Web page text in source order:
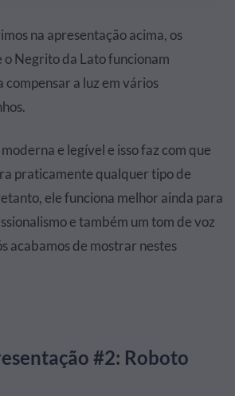
na apresentação acima, os
Negrito da Lato funcionam
a luz em vários
e legível e isso faz com que
praticamente qualquer tipo de
ele funciona melhor ainda para
e também um tom de voz
acabamos de mostrar nestes
#2: Roboto